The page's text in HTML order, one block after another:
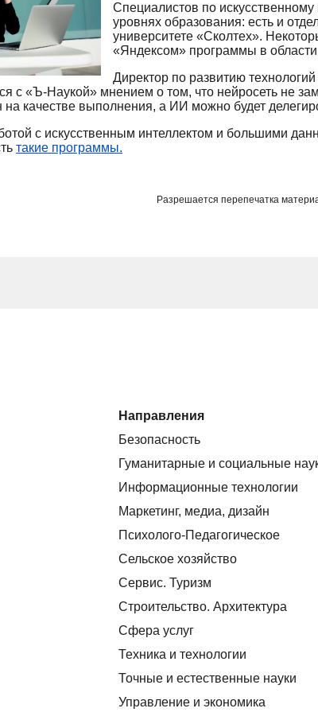
Специалистов по
уровнях образования: есть и
университете «Сколтех».
«Яндексом» программы в
Директор по развитию
с «Ъ-Наукой» мнением о том, что нейросеть не
на качестве выполнения, а ИИ можно будет
с искусственным интеллектом и большими
такие программы.
Разрешается перепечатка
Направления
Безопасность
Гуманитарные и социальные
Информационные технологии
Маркетинг, медиа, дизайн
Психолого-Педагогическое
Сельское хозяйство
Сервис. Туризм
Строительство. Архитектура
Сфера услуг
Техника и технологии
Точные и естественные науки
Управление и экономика